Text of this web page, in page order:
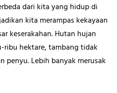
dari kita yang hidup di
kita merampas kekayaan
keserakahan. Hutan hujan
hektare, tambang tidak
penyu. Lebih banyak merusak